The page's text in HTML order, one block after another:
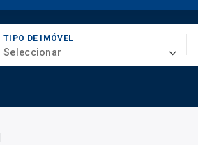
TIPO DE IMÓVEL
Seleccionar